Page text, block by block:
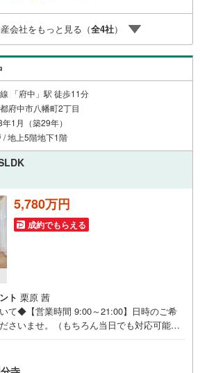
してご利用いただけます。◆安心の環境◆
ッズスペースを完備し、ご家族でのご来店
体制で皆様の住まい探しをサポートいたし
会社をもっと見る（全4社）
「府中」駅 徒歩11分
府中市八幡町2丁目
1月（築29年）
/ 地上5階地下1階
5,780万円
成約でもらえる
ト 栗原 茜
て◆【営業時間 9:00～21:00】日時のご希
さいませ。（もちろん当日でも対応可能で
すめいたします。「室内・現地を見学す
ご予約いただくと、スムーズにご案内可能